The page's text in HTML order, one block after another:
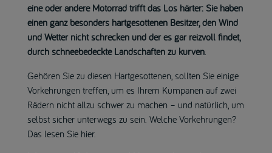
eine oder andere Motorrad trifft das Los härter: Sie haben
einen ganz besonders hartgesottenen Besitzer, den Wind
und Wetter nicht schrecken und der es gar reizvoll findet,
durch schneebedeckte Landschaften zu kurven.
Gehören Sie zu diesen Hartgesottenen, sollten Sie einige
Vorkehrungen treffen, um es Ihrem Kumpanen auf zwei
Rädern nicht allzu schwer zu machen – und natürlich, um
selbst sicher unterwegs zu sein. Welche Vorkehrungen?
Das lesen Sie hier.